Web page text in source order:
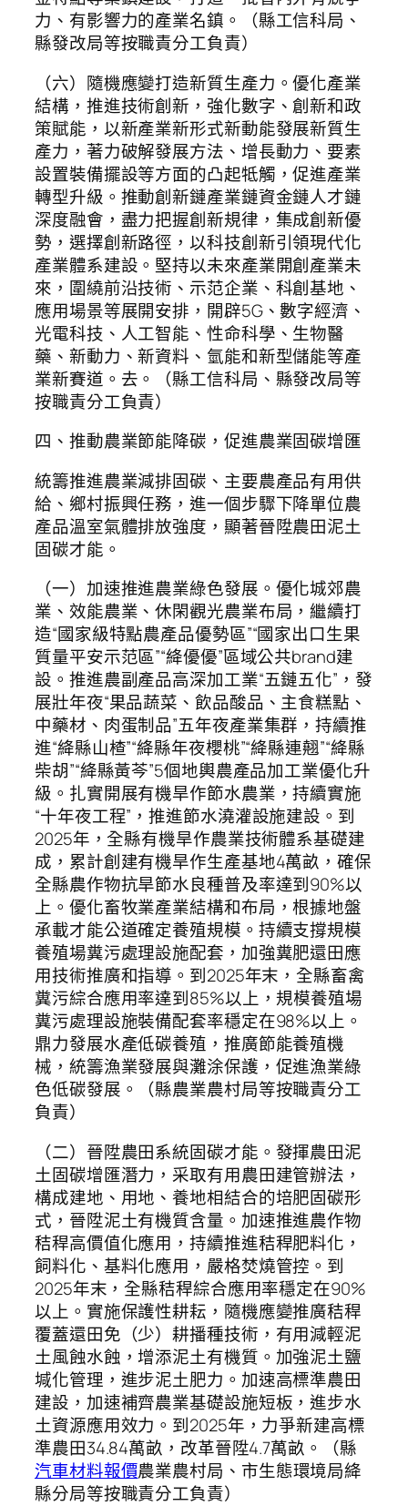
力、有影響力的產業名鎮。（縣工信科局、
縣發改局等按職責分工負責）
（六）隨機應變打造新質生產力。優化產業
結構，推進技術創新，強化數字、創新和政
策賦能，以新產業新形式新動能發展新質生
產力，著力破解發展方法、增長動力、要素
設置裝備擺設等方面的凸起牴觸，促進產業
轉型升級。推動創新鏈產業鏈資金鏈人才鏈
深度融會，盡力把握創新規律，集成創新優
勢，選擇創新路徑，以科技創新引領現代化
產業體系建設。堅持以未來產業開創產業未
來，圍繞前沿技術、示范企業、科創基地、
應用場景等展開安排，開辟5G、數字經濟、
光電科技、人工智能、性命科學、生物醫
藥、新動力、新資料、氫能和新型儲能等產
業新賽道。去。（縣工信科局、縣發改局等
按職責分工負責）
四、推動農業節能降碳，促進農業固碳增匯
統籌推進農業減排固碳、主要農產品有用供
給、鄉村振興任務，進一個步驟下降單位農
產品溫室氣體排放強度，顯著晉陞農田泥土
固碳才能。
（一）加速推進農業綠色發展。優化城郊農
業、效能農業、休閑觀光農業布局，繼續打
造“國家級特點農產品優勢區”“國家出口生果
質量平安示范區”“絳優優”區域公共brand建
設。推進農副產品高深加工業“五鏈五化”，發
展壯年夜“果品蔬菜、飲品酸品、主食糕點、
中藥材、肉蛋制品”五年夜產業集群，持續推
進“絳縣山楂”“絳縣年夜櫻桃”“絳縣連翹”“絳縣
柴胡”“絳縣黃芩”5個地輿農產品加工業優化升
級。扎實開展有機旱作節水農業，持續實施
“十年夜工程”，推進節水澆灌設施建設。到
2025年，全縣有機旱作農業技術體系基礎建
成，累計創建有機旱作生產基地4萬畝，確保
全縣農作物抗旱節水良種普及率達到90%以
上。優化畜牧業產業結構和布局，根據地盤
承載才能公道確定養殖規模。持續支撐規模
養殖場糞污處理設施配套，加強糞肥還田應
用技術推廣和指導。到2025年末，全縣畜禽
糞污綜合應用率達到85%以上，規模養殖場
糞污處理設施裝備配套率穩定在98%以上。
鼎力發展水產低碳養殖，推廣節能養殖機
械，統籌漁業發展與灘涂保護，促進漁業綠
色低碳發展。（縣農業農村局等按職責分工
負責）
（二）晉陞農田系統固碳才能。發揮農田泥
土固碳增匯潛力，采取有用農田建管辦法，
構成建地、用地、養地相結合的培肥固碳形
式，晉陞泥土有機質含量。加速推進農作物
秸稈高價值化應用，持續推進秸稈肥料化，
飼料化、基料化應用，嚴格焚燒管控。到
2025年末，全縣秸稈綜合應用率穩定在90%
以上。實施保護性耕耘，隨機應變推廣秸稈
覆蓋還田免（少）耕播種技術，有用減輕泥
土風蝕水蝕，增添泥土有機質。加強泥土鹽
堿化管理，進步泥土肥力。加速高標準農田
建設，加速補齊農業基礎設施短板，進步水
土資源應用效力。到2025年，力爭新建高標
準農田34.84萬畝，改革晉陞4.7萬畝。（縣
汽車材料報價農業農村局、市生態環境局絳
縣分局等按職責分工負責）